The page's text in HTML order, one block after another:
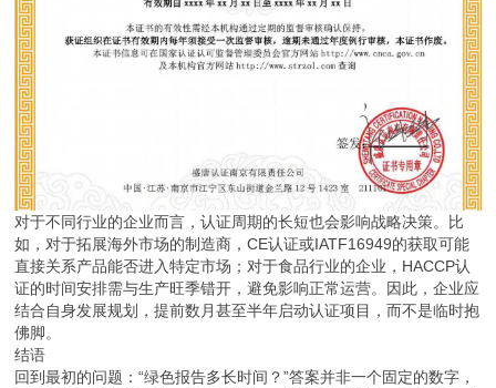
对于不同行业的企业而言，认证周期的长短也会影响战略决策。比
如，对于拓展海外市场的制造商，CE认证或IATF16949的获取可能
直接关系产品能否进入特定市场；对于食品行业的企业，HACCP认
证的时间安排需与生产旺季错开，避免影响正常运营。因此，企业应
结合自身发展规划，提前数月甚至半年启动认证项目，而不是临时抱
佛脚。
结语
回到最初的问题：“绿色报告多长时间？”答案并非一个固定的数字，